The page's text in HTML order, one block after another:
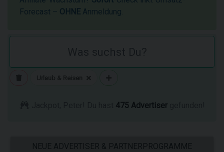
Forecast – OHNE Anmeldung.
475 Advertisergefunden!
NEUE ADVERTISER & PARTNERPROGRAMME